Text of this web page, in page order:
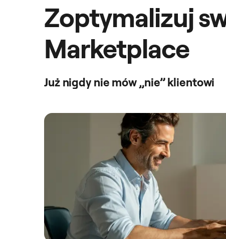
Zoptymalizuj
Marketplace
Już nigdy nie mów „nie” klientowi